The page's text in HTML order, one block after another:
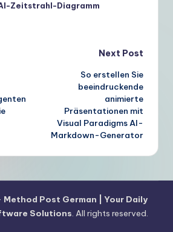
Zeitstrahl-Diagramm
Next Post
So erstellen Sie
beeindruckende
animierte
Präsentationen mit
Visual Paradigms AI-
Markdown-Generator
Method Post German | Your Daily
Solutions. All rights reserved.